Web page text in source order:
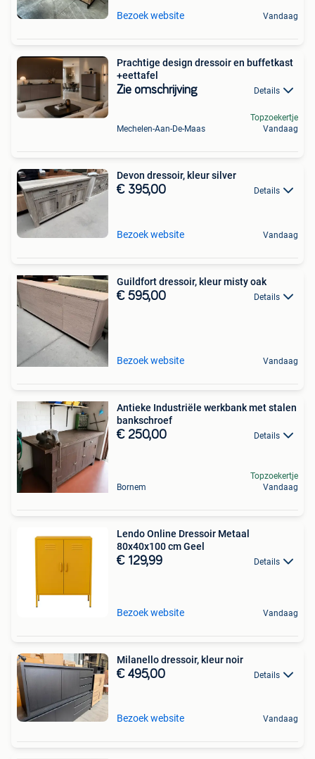
Bezoek website Vandaag
Prachtige design dressoir en buffetkast
+eettafel
Zie omschrijving Details
Mechelen-Aan-De-Maas
Topzoekertje
Vandaag
Devon dressoir, kleur silver
€ 395,00 Details
Bezoek website Vandaag
Guildfort dressoir, kleur misty oak
€ 595,00 Details
Bezoek website Vandaag
Antieke Industriële werkbank met stalen
bankschroef
€ 250,00 Details
Bornem
Topzoekertje
Vandaag
Lendo Online Dressoir Metaal
80x40x100 cm Geel
€ 129,99 Details
Bezoek website Vandaag
Milanello dressoir, kleur noir
€ 495,00 Details
Bezoek website Vandaag